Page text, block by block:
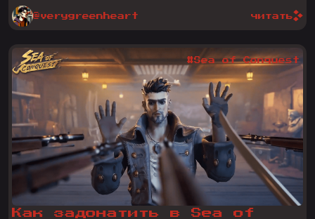
@verygreenheart читать
Как задонатить в Sea of
#Sea of Conquest